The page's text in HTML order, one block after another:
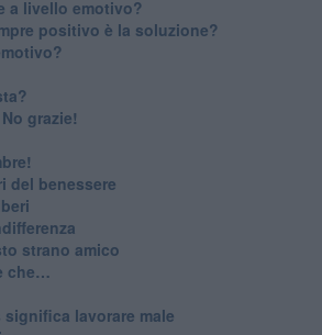
a livello emotivo?
positivo è la soluzione?
grazie!
del benessere
strano amico
che…
lavorare male